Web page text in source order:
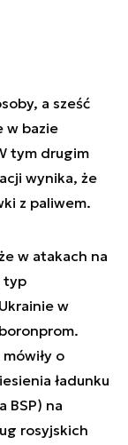
a sześć
w bazie
tym drugim
wynika, że
z paliwem.
w atakach na
typ
w
o
ładunku
BSP) na
rosyjskich